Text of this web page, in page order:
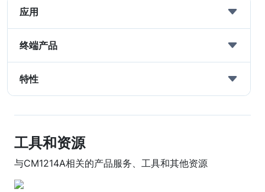
应用
终端产品
特性
工具和资源
与CM1214A相关的产品服务、工具和其他资源